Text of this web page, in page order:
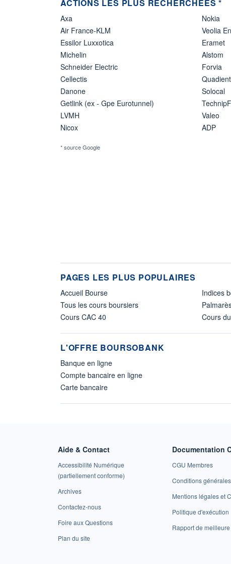
ACTIONS LES PLUS RECHERCHÉES *
Axa
Air France-KLM
Essilor Luxxotica
Michelin
Schneider Electric
Cellectis
Danone
Getlink (ex - Gpe Eurotunnel)
LVMH
Nicox
Nokia
Veolia
Eramet
Alstom
Forvia
Quadient
Solocal
Valeo
ADP
* source Google
PAGES LES PLUS POPULAIRES
Accueil Bourse
Tous les cours boursiers
Cours CAC 40
Indices
Cours
L'OFFRE BOURSOBANK
Banque en ligne
Compte bancaire en ligne
Carte bancaire
Aide & Contact
Accessibilité Numérique
(partiellement conforme)
Archives
Contactez-nous
Foire aux Questions
Plan du site
Documentation
CGU Membres
Conditions générales
Mentions légales et
Politique d'exécution
Rapport de